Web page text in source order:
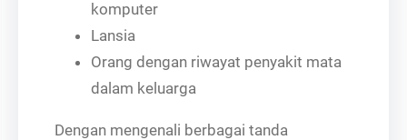
komputer
Lansia
Orang dengan riwayat penyakit mata
dalam keluarga
Dengan mengenali berbagai tanda